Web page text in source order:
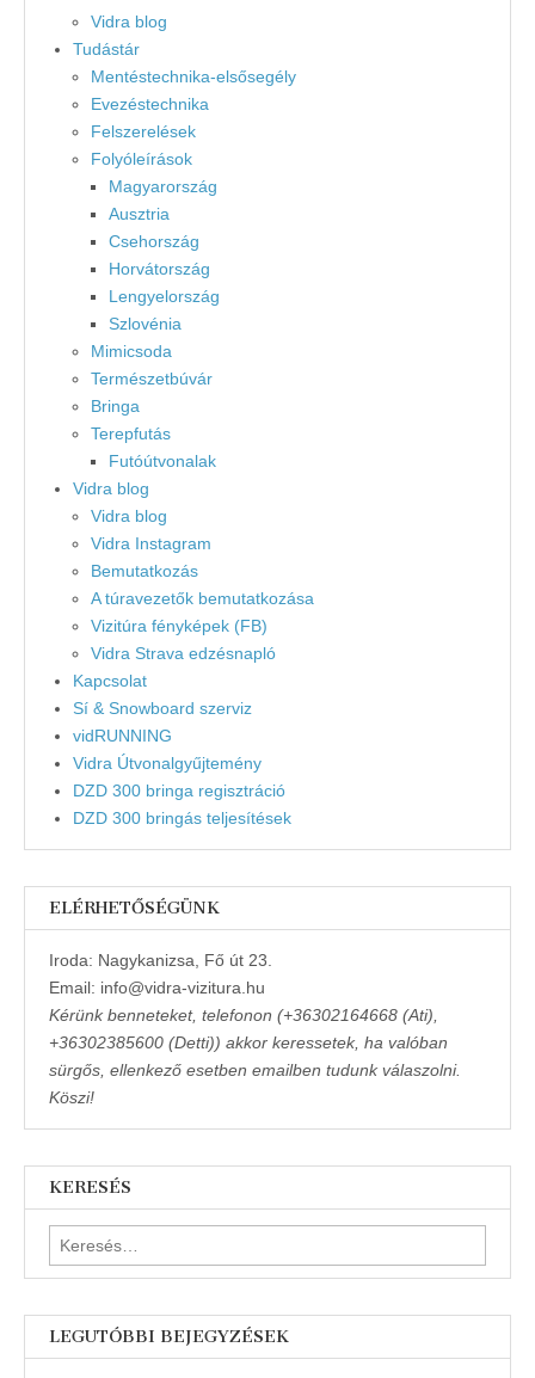
Vidra blog
Tudástár
Mentéstechnika-elsősegély
Evezéstechnika
Felszerelések
Folyóleírások
Magyarország
Ausztria
Csehország
Horvátország
Lengyelország
Szlovénia
Mimicsoda
Természetbúvár
Bringa
Terepfutás
Futóútvonalak
Vidra blog
Vidra blog
Vidra Instagram
Bemutatkozás
A túravezetők bemutatkozása
Vizitúra fényképek (FB)
Vidra Strava edzésnapló
Kapcsolat
Sí & Snowboard szerviz
vidRUNNING
Vidra Útvonalgyűjtemény
DZD 300 bringa regisztráció
DZD 300 bringás teljesítések
ELÉRHETŐSÉGÜNK
Iroda: Nagykanizsa, Fő út 23.
Email: info@vidra-vizitura.hu
Kérünk benneteket, telefonon (+36302164668 (Ati),
+36302385600 (Detti)) akkor keressetek, ha valóban
sürgős, ellenkező esetben emailben tudunk válaszolni.
Köszi!
KERESÉS
Keresés:
LEGUTÓBBI BEJEGYZÉSEK